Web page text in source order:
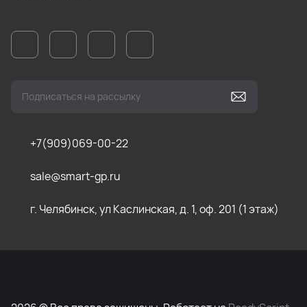
+7(909)069-00-22
sale@smart-gp.ru
г. Челябинск, ул Каслинская, д. 1, оф. 201 (1 этаж)